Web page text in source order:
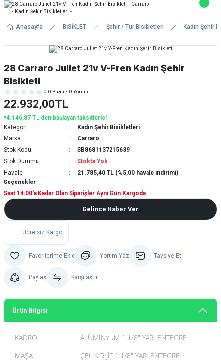
Anasayfa BİSİKLET Şehir / Tur Bisikletleri Kadın Şehir
28 Carraro Juliet 21v V-Fren Kadın Şehir
Bisikleti
0.0 Puan - 0 Yorum
22.932,00TL
*4.146,87 TL den başlayan taksitlerle!
Kategori
Kadın Şehir Bisikletleri
Marka
Carraro
Stok Kodu
SB8681137215639
Stok Durumu
Stokta Yok
Havale
21.785,40 TL (%5,00 havale indirimi)
Saat 14:00'a Kadar Olan Siparişler Aynı Gün Kargoda
Seçenekler
Gelince Haber Ver
Ücretsiz Kargo
Yorum Yaz Tavsiye Et
Paylaş Karşılaştır
Ürün Bilgisi
KADRO
ALÜMİNYUM 1.1/8" YARI ENTEGRE
MAŞA
ÇELİK RİJİT 1.1/8" YARI ENTEGRE